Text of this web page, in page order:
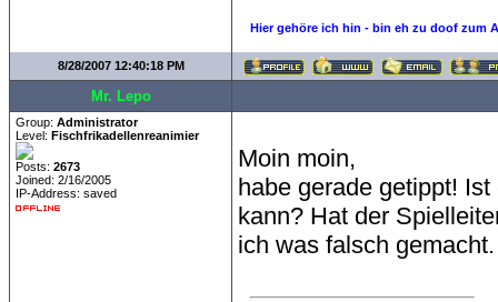
Hier gehöre ich hin - bin eh zu doof zum
8/28/2007 12:40:18 PM
Mr. Lepo
Group: Administrator
Level: Fischfrikadellenreanimier
Posts: 2673
Joined: 2/16/2005
IP-Address: saved
Moin moin,
habe gerade getippt!
kann? Hat der
ich was falsch